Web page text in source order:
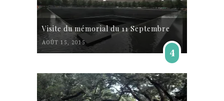
Visite du mémorial du 11 Septembre
AOÛT 15, 2015
4